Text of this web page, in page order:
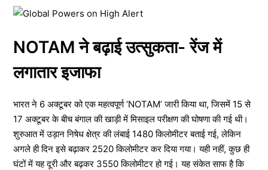
NOTAM ने बढ़ाई उत्सुकता- रेंज में
लगातार इजाफा
भारत ने 6 अक्टूबर को एक महत्वपूर्ण ‘NOTAM’ जारी किया था, जिसमें 15 से
17 अक्टूबर के बीच बंगाल की खाड़ी में मिसाइल परीक्षण की घोषणा की गई थी।
शुरुआत में उड़ान निषेध क्षेत्र की लंबाई 1480 किलोमीटर बताई गई, लेकिन
अगले ही दिन इसे बढ़ाकर 2520 किलोमीटर कर दिया गया। यही नहीं, कुछ ही
घंटों में यह दूरी और बढ़कर 3550 किलोमीटर हो गई। यह संकेत साफ है कि